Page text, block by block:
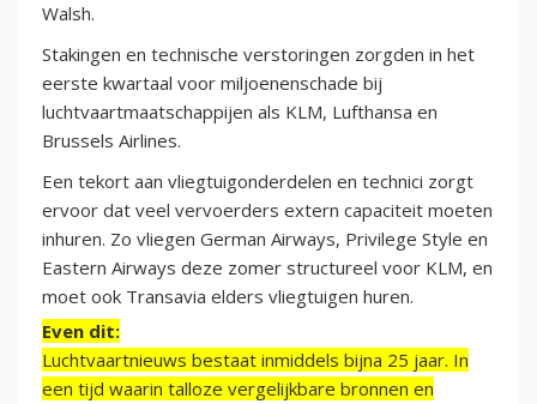
Walsh.
Stakingen en technische verstoringen zorgden in het
eerste kwartaal voor miljoenenschade bij
luchtvaartmaatschappijen als KLM, Lufthansa en
Brussels Airlines.
Een tekort aan vliegtuigonderdelen en technici zorgt
ervoor dat veel vervoerders extern capaciteit moeten
inhuren. Zo vliegen German Airways, Privilege Style en
Eastern Airways deze zomer structureel voor KLM, en
moet ook Transavia elders vliegtuigen huren.
Even dit:
Luchtvaartnieuws bestaat inmiddels bijna 25 jaar. In
een tijd waarin talloze vergelijkbare bronnen en